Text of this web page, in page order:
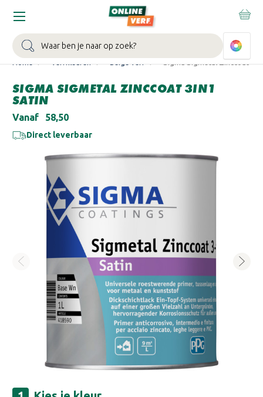
Zoeken
WIN EEN BALLONVAART:Bij besteding vanaf €100,- aan Sikkens
muurverf en/of lak.
Bekijk actie >
Home Verfkleuren Beige verf Sigma Sigmetal Zinccoat
SIGMA SIGMETAL ZINCCOAT 3IN1
SATIN
Vanaf €58,50
Direct leverbaar